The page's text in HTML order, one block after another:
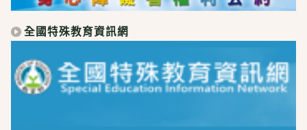
全國特殊教育資訊網